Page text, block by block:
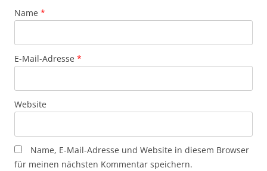
Name *
E-Mail-Adresse *
Website
Name, E-Mail-Adresse und Website in diesem Browser
für meinen nächsten Kommentar speichern.